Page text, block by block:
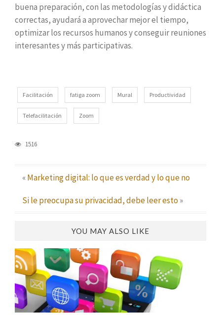
buena preparación, con las metodologías y didáctica
correctas, ayudará a aprovechar mejor el tiempo,
optimizar los recursos humanos y conseguir reuniones
interesantes y más participativas.
Facilitación fatiga zoom Mural Productividad
Telefacilitación Zoom
1516
«Marketing digital: lo que es verdad y lo que no
Si le preocupa su privacidad, debe leer esto»
YOU MAY ALSO LIKE